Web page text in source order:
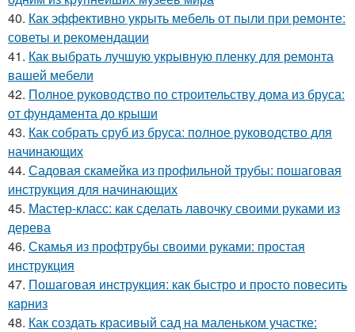
40. Как эффективно укрыть мебель от пыли при ремонте:
советы и рекомендации
41. Как выбрать лучшую укрывную пленку для ремонта
вашей мебели
42. Полное руководство по строительству дома из бруса:
от фундамента до крыши
43. Как собрать сруб из бруса: полное руководство для
начинающих
44. Садовая скамейка из профильной трубы: пошаговая
инструкция для начинающих
45. Мастер-класс: как сделать лавочку своими руками из
дерева
46. Скамья из профтрубы своими руками: простая
инструкция
47. Пошаговая инструкция: как быстро и просто повесить
карниз
48. Как создать красивый сад на маленьком участке: